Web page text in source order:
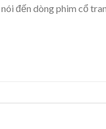
đến dòng phim cổ